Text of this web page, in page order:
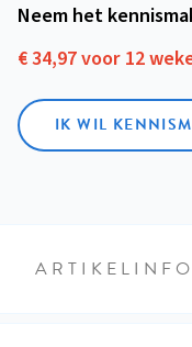
Neem het
€ 34,97 voor 12
IK WIL